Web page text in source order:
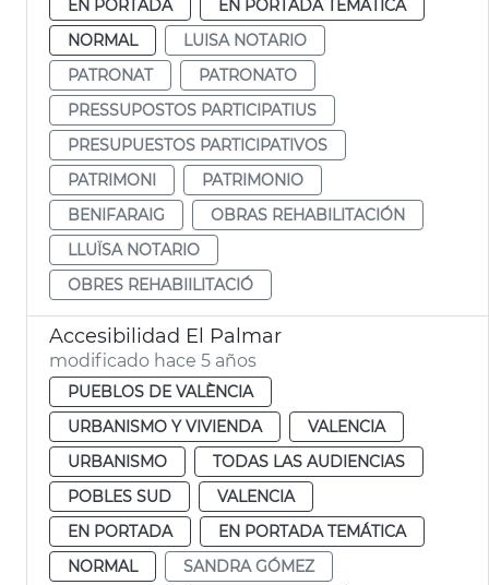
EN PORTADA
EN PORTADA TEMÁTICA
NORMAL
LUISA NOTARIO
PATRONAT
PATRONATO
PRESSUPOSTOS PARTICIPATIUS
PRESUPUESTOS PARTICIPATIVOS
PATRIMONI
PATRIMONIO
BENIFARAIG
OBRAS REHABILITACIÓN
LLUÏSA NOTARIO
OBRES REHABIILITACIÓ
Accesibilidad El Palmar
modificado hace 5 años
PUEBLOS DE VALÈNCIA
URBANISMO Y VIVIENDA
VALENCIA
URBANISMO
TODAS LAS AUDIENCIAS
POBLES SUD
VALENCIA
EN PORTADA
EN PORTADA TEMÁTICA
NORMAL
SANDRA GÓMEZ